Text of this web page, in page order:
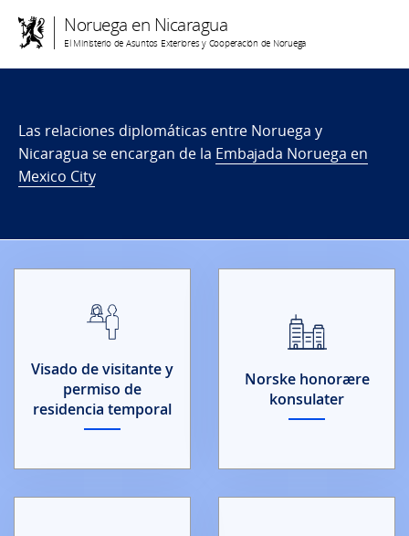
Noruega en Nicaragua
El Ministerio de Asuntos Exteriores y Cooperación de Noruega
Las relaciones diplomáticas entre Noruega y
Nicaragua se encargan de la Embajada Noruega en
Mexico City
Visado de visitante y
permiso de
residencia temporal
Norske honorære
konsulater